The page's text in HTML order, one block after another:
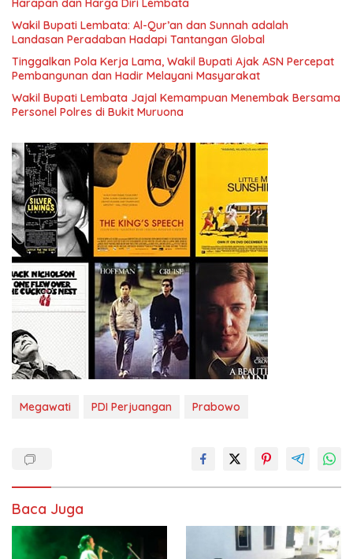
Harapan dan Harga Diri Lembata
Wakil Bupati Lembata: Al-Qur’an dan Sunnah adalah
Landasan Peradaban Hadapi Tantangan Global
Tinggalkan Pola Kerja Lama, Wakil Bupati Ajak ASN Percepat
Pembangunan dan Hadir Melayani Masyarakat
Wakil Bupati Lembata Jajal Kemampuan Menembak Bersama
Personel Polres di Bukit Muruona
Megawati PDI Perjuangan Prabowo
Baca Juga